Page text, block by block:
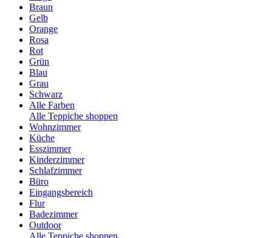
Braun
Gelb
Orange
Rosa
Rot
Grün
Blau
Grau
Schwarz
Alle Farben
Alle Teppiche shoppen
Wohnzimmer
Küche
Esszimmer
Kinderzimmer
Schlafzimmer
Büro
Eingangsbereich
Flur
Badezimmer
Outdoor
Alle Teppiche shoppen